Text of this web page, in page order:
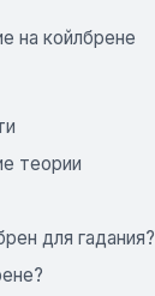
на койлбрене
теории
для гадания?